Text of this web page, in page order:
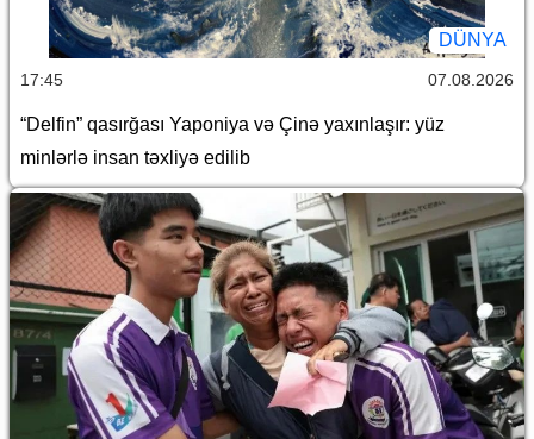
DÜNYA
17:45 07.08.2026
“Delfin” qasırğası Yaponiya və Çinə yaxınlaşır: yüz
minlərlə insan təxliyə edilib